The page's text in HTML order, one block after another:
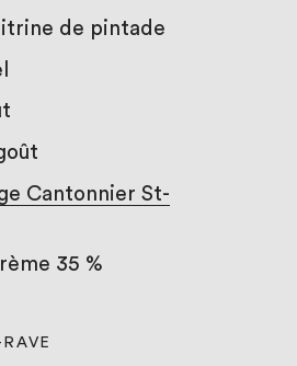
de pintade
Cantonnier St-
35 %